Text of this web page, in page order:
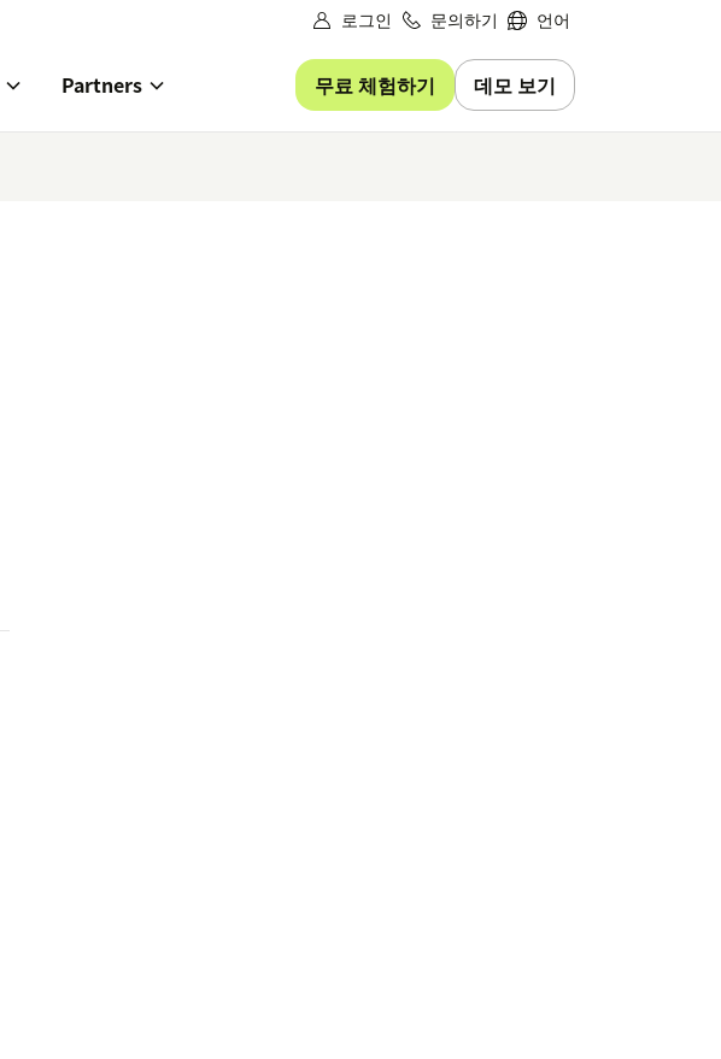
로그인 문의하기 언어
Partners 무료 체험하기 데모 보기